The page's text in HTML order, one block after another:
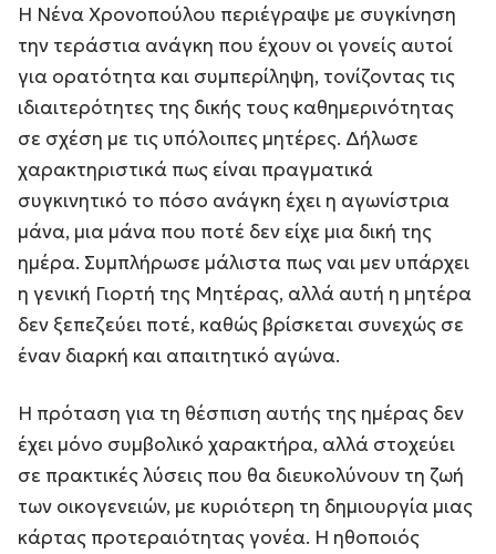
Η Νένα Χρονοπούλου περιέγραψε με συγκίνηση
την τεράστια ανάγκη που έχουν οι γονείς αυτοί
για ορατότητα και συμπερίληψη, τονίζοντας τις
ιδιαιτερότητες της δικής τους καθημερινότητας
σε σχέση με τις υπόλοιπες μητέρες. Δήλωσε
χαρακτηριστικά πως είναι πραγματικά
συγκινητικό το πόσο ανάγκη έχει η αγωνίστρια
μάνα, μια μάνα που ποτέ δεν είχε μια δική της
ημέρα. Συμπλήρωσε μάλιστα πως ναι μεν υπάρχει
η γενική Γιορτή της Μητέρας, αλλά αυτή η μητέρα
δεν ξεπεζεύει ποτέ, καθώς βρίσκεται συνεχώς σε
έναν διαρκή και απαιτητικό αγώνα.
Η πρόταση για τη θέσπιση αυτής της ημέρας δεν
έχει μόνο συμβολικό χαρακτήρα, αλλά στοχεύει
σε πρακτικές λύσεις που θα διευκολύνουν τη ζωή
των οικογενειών, με κυριότερη τη δημιουργία μιας
κάρτας προτεραιότητας γονέα. Η ηθοποιός